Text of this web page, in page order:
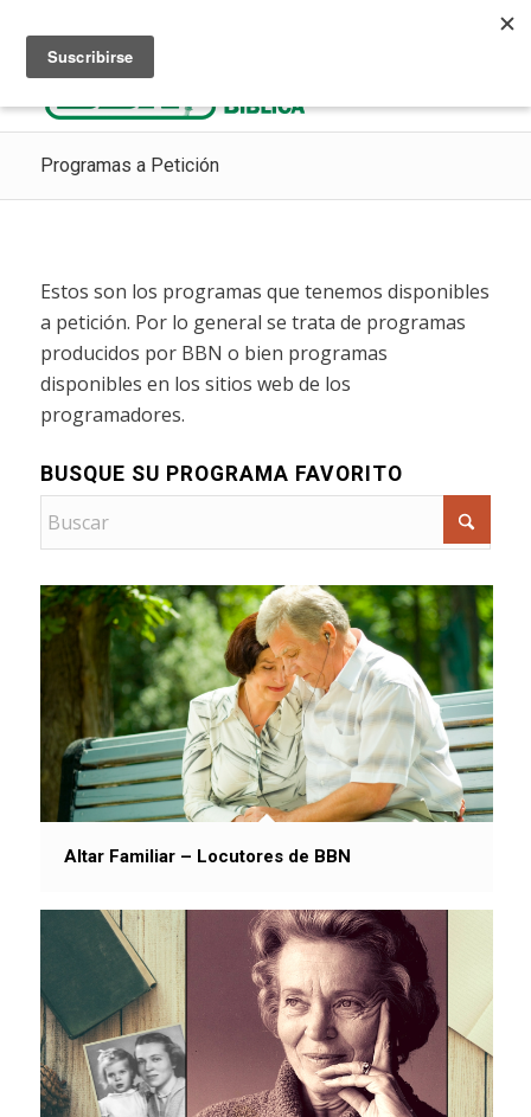
Programas a Petición
Estos son los programas que tenemos disponibles
a petición. Por lo general se trata de programas
producidos por BBN o bien programas
disponibles en los sitios web de los
programadores.
BUSQUE SU PROGRAMA FAVORITO
Altar Familiar – Locutores de BBN